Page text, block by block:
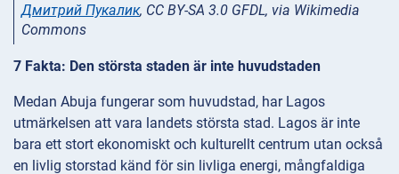
Дмитрий Пукалик, CC BY-SA 3.0 GFDL, via Wikimedia
Commons
7 Fakta: Den största staden är inte huvudstaden
Medan Abuja fungerar som huvudstad, har Lagos
utmärkelsen att vara landets största stad. Lagos är inte
bara ett stort ekonomiskt och kulturellt centrum utan också
en livlig storstad känd för sin livliga energi, mångfaldiga